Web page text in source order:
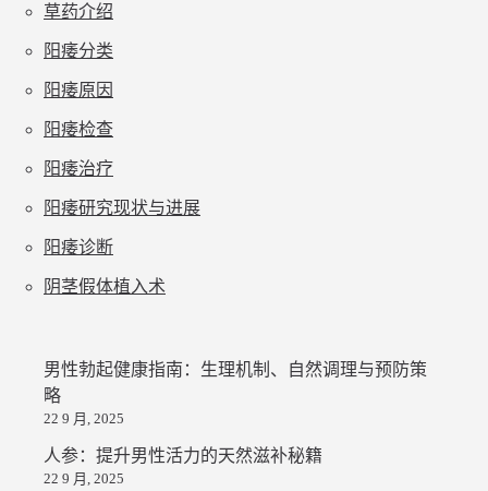
草药介绍
阳痿分类
阳痿原因
阳痿检查
阳痿治疗
阳痿研究现状与进展
阳痿诊断
阴茎假体植入术
男性勃起健康指南：生理机制、自然调理与预防策
略
22 9 月, 2025
人参：提升男性活力的天然滋补秘籍
22 9 月, 2025